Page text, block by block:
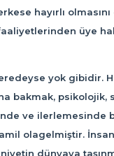
hayırlı
üye
yok gibidir.
bakmak, psikolojik,
ve
olagelmiştir.
dünyaya